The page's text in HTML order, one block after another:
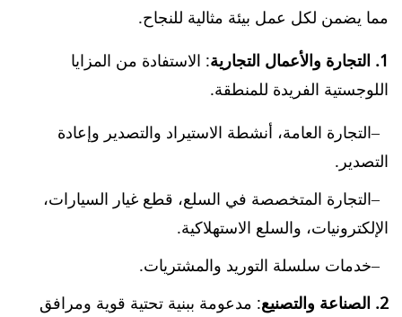
مما يضمن لكل عمل بيئة مثالية للنجاح.
1. التجارة والأعمال التجارية
: الاستفادة من المزايا
اللوجستية الفريدة للمنطقة.
التجارة العامة، أنشطة الاستيراد والتصدير وإعادة
التصدير.
التجارة المتخصصة في السلع، قطع غيار السيارات،
الإلكترونيات، والسلع الاستهلاكية.
خدمات سلسلة التوريد والمشتريات.
2. الصناعة والتصنيع
: مدعومة ببنية تحتية قوية ومرافق